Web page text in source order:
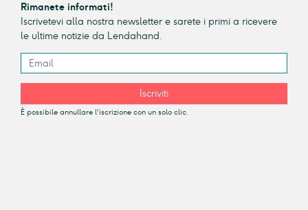
Rimanete informati!
Iscrivetevi alla nostra newsletter e sarete i primi a ricevere
le ultime notizie da Lendahand.
Iscriviti
È possibile annullare l'iscrizione con un solo clic.